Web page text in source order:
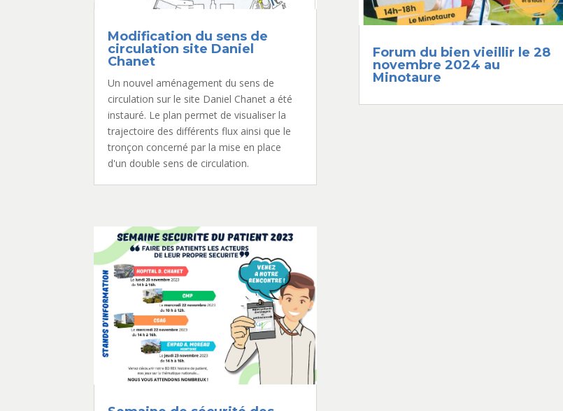
Modification du sens de
circulation site Daniel
Chanet
Un nouvel aménagement du sens de
circulation sur le site Daniel Chanet a été
instauré. Le plan permet de visualiser la
trajectoire des différents flux ainsi que le
tronçon concerné par la mise en place
d'un double sens de circulation.
Forum du bien vieillir le 28
novembre 2024 au
Minotaure